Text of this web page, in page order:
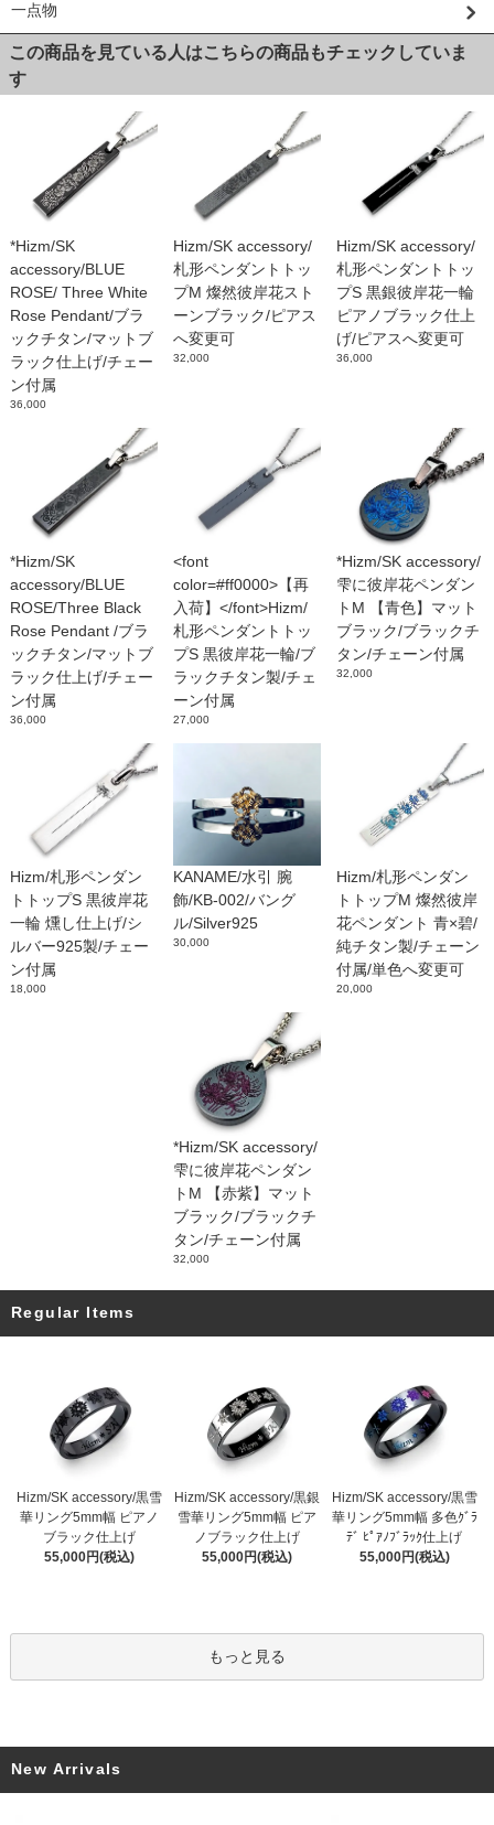
一点物
この商品を見ている人はこちらの商品もチェックしていま
す
*Hizm/SK
accessory/BLUE
ROSE/ Three White
Rose Pendant/ブラ
ックチタン/マットブ
ラック仕上げ/チェー
ン付属
36,000
Hizm/SK accessory/
札形ペンダントトッ
プM 燦然彼岸花スト
ーンブラック/ピアス
へ変更可
32,000
Hizm/SK accessory/
札形ペンダントトッ
プS 黒銀彼岸花一輪
ピアノブラック仕上
げ/ピアスへ変更可
36,000
*Hizm/SK
accessory/BLUE
ROSE/Three Black
Rose Pendant /ブラ
ックチタン/マットブ
ラック仕上げ/チェー
ン付属
36,000
<font
color=#ff0000>【再
入荷】</font>Hizm/
札形ペンダントトッ
プS 黒彼岸花一輪/ブ
ラックチタン製/チェ
ーン付属
27,000
*Hizm/SK accessory/
雫に彼岸花ペンダン
トM 【青色】マット
ブラック/ブラックチ
タン/チェーン付属
32,000
Hizm/札形ペンダン
トトップS 黒彼岸花
一輪 燻し仕上げ/シ
ルバー925製/チェー
ン付属
18,000
KANAME/水引 腕
飾/KB-002/バング
ル/Silver925
30,000
Hizm/札形ペンダン
トトップM 燦然彼岸
花ペンダント 青×碧/
純チタン製/チェーン
付属/単色へ変更可
20,000
*Hizm/SK accessory/
雫に彼岸花ペンダン
トM 【赤紫】マット
ブラック/ブラックチ
タン/チェーン付属
32,000
Regular Items
Hizm/SK accessory/黒雪
華リング5mm幅 ピアノ
ブラック仕上げ
55,000円(税込)
Hizm/SK accessory/黒銀
雪華リング5mm幅 ピア
ノブラック仕上げ
55,000円(税込)
Hizm/SK accessory/黒雪
華リング5mm幅 多色ｸﾞﾗ
ﾃﾞ ﾋﾟｱﾉﾌﾞﾗｯｸ仕上げ
55,000円(税込)
もっと見る
New Arrivals